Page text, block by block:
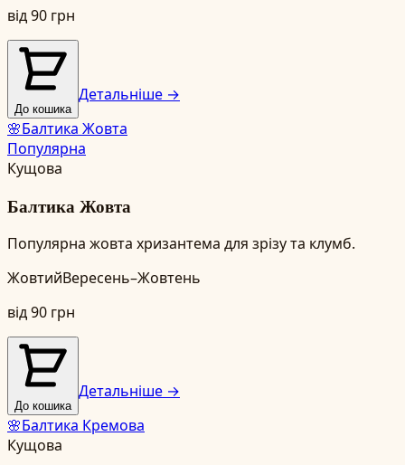
від90 грн
До кошика
Детальніше →
🌸Балтика Жовта
Популярна
Кущова
Балтика Жовта
Популярна жовта хризантема для зрізу та клумб.
ЖовтийВересень–Жовтень
від90 грн
До кошика
Детальніше →
🌸Балтика Кремова
Кущова